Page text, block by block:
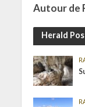
Autour de
Herald